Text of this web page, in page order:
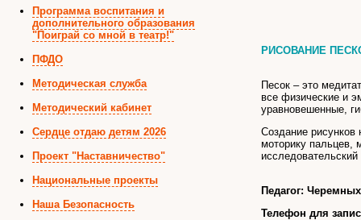
Программа воспитания и
дополнительного образования
"Поиграй со мной в театр!"
ПФДО
Методическая служба
Методический кабинет
Сердце отдаю детям 2026
Проект "Наставничество"
Национальные проекты
Наша Безопасность
РИСОВАНИЕ
Песок – это
все физические и
уравновешенные,
Создание рисунков
моторику пальцев,
Педагог:
Телефон для